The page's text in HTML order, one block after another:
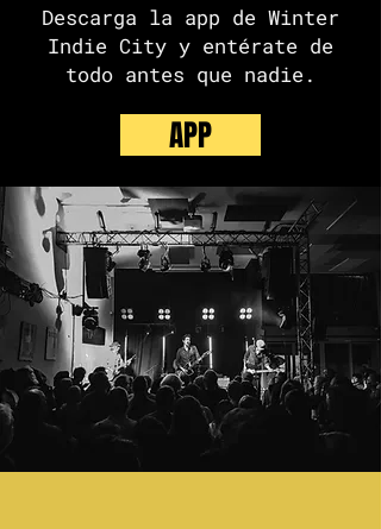
Descarga la app de Winter
Indie City y entérate de
todo antes que nadie.
APP